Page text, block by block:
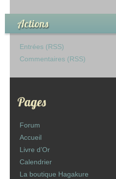
Actions
Entrées (RSS)
Commentaires (RSS)
Pages
Forum
Accueil
Livre d’Or
Calendrier
La boutique Hagakure